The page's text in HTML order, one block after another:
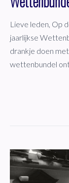
Lieve leden, Op
jaarlijkse
drankje doen
wettenbundel